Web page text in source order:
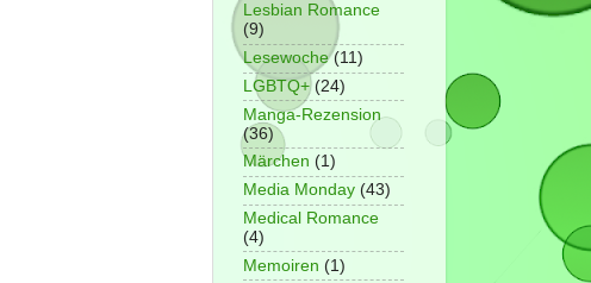
Lesbian Romance
(9)
Lesewoche (11)
LGBTQ+ (24)
Manga-Rezension
(36)
Märchen (1)
Media Monday (43)
Medical Romance
(4)
Memoiren (1)